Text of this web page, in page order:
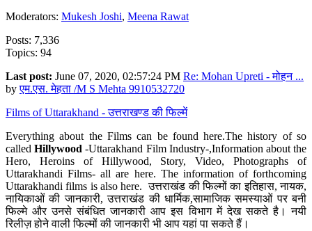
Moderators: Mukesh Joshi, Meena Rawat
Posts: 7,336
Topics: 94
Last post: June 07, 2020, 02:57:24 PM Re: Mohan Upreti - मोहन ...
byएम.एस. मेहता /M S Mehta 9910532720
Films of Uttarakhand - उत्तराखण्ड की फिल्में
Everything about the Films can be found here.The history of so
calledHillywood-Uttarakhand Film Industry-,Information about the
Hero, Heroins of Hillywood, Story, Video, Photographs of
Uttarakhandi Films- all are here. The information of forthcoming
Uttarakhandi films is also here. उत्तराखंड की फिल्मों का इतिहास, नायक,
नायिकाओं की जानकारी, उत्तराखंड की धार्मिक,सामाजिक समस्याओं पर बनी
फिल्मे और उनसे संबंधित जानकारी आप इस विभाग में देख सकते है। नयी
रिलीज़ होने वाली फिल्मों की जानकारी भी आप यहां पा सकते हैं।